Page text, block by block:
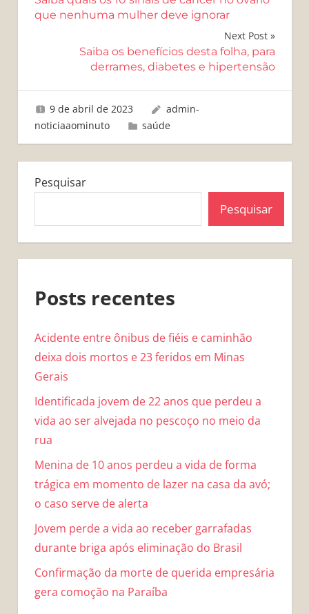
de
que nenhuma mulher deve ignorar
Next Post
Saiba os benefícios desta folha, para
derrames, diabetes e hipertensão
9 de abril de 2023
admin-
noticiaaominuto
saúde
Pesquisar
Pesquisar
Posts recentes
Acidente entre ônibus de fiéis e caminhão
deixa dois mortos e 23 feridos em Minas
Gerais
Identificada jovem de 22 anos que perdeu a
vida ao ser alvejada no pescoço no meio da
rua
Menina de 10 anos perdeu a vida de forma
trágica em momento de lazer na casa da avó;
o caso serve de alerta
Jovem perde a vida ao receber garrafadas
durante briga após eliminação do Brasil
Confirmação da morte de querida empresária
gera comoção na Paraíba